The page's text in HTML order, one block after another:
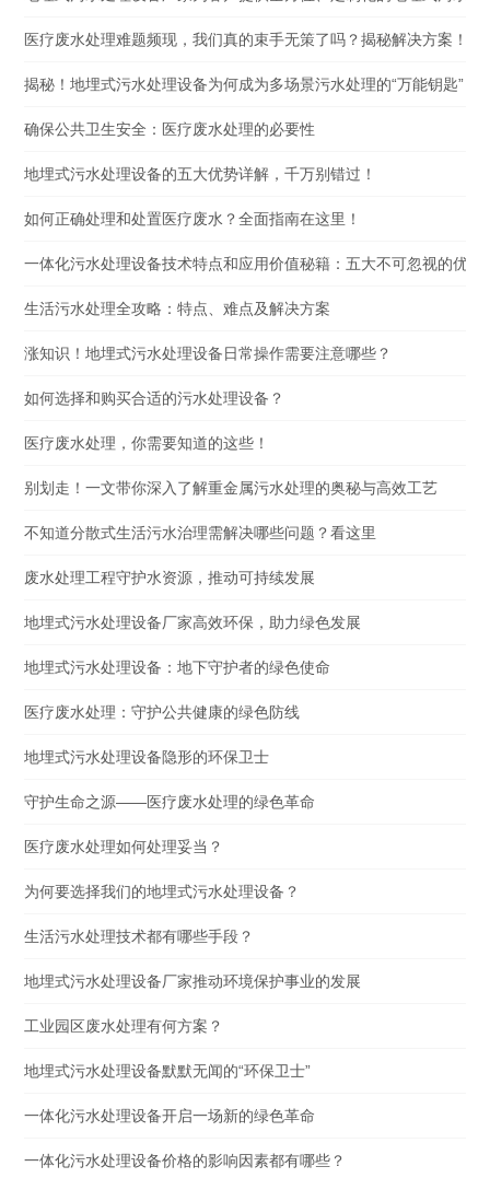
医疗废水处理难题频现，我们真的束手无策了吗？揭秘解决方案！
揭秘！地埋式污水处理设备为何成为多场景污水处理的“万能钥匙”？
确保公共卫生安全：医疗废水处理的必要性
地埋式污水处理设备的五大优势详解，千万别错过！
如何正确处理和处置医疗废水？全面指南在这里！
一体化污水处理设备技术特点和应用价值秘籍：五大不可忽视的优势
生活污水处理全攻略：特点、难点及解决方案
涨知识！地埋式污水处理设备日常操作需要注意哪些？
如何选择和购买合适的污水处理设备？
医疗废水处理，你需要知道的这些！
别划走！一文带你深入了解重金属污水处理的奥秘与高效工艺
不知道分散式生活污水治理需解决哪些问题？看这里
废水处理工程守护水资源，推动可持续发展
地埋式污水处理设备厂家高效环保，助力绿色发展
地埋式污水处理设备：地下守护者的绿色使命
医疗废水处理：守护公共健康的绿色防线
地埋式污水处理设备隐形的环保卫士
守护生命之源——医疗废水处理的绿色革命
医疗废水处理如何处理妥当？
为何要选择我们的地埋式污水处理设备？
生活污水处理技术都有哪些手段？
地埋式污水处理设备厂家推动环境保护事业的发展
工业园区废水处理有何方案？
地埋式污水处理设备默默无闻的“环保卫士”
一体化污水处理设备开启一场新的绿色革命
一体化污水处理设备价格的影响因素都有哪些？